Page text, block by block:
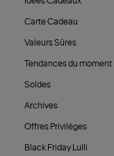
Carte Cadeau
Valeurs Sûres
Tendances du moment
Soldes
Archives
Offres Privilèges
Black Friday Lulli